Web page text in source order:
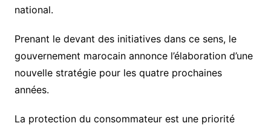
national.
Prenant le devant des initiatives dans ce sens, le
gouvernement marocain annonce l’élaboration d’une
nouvelle stratégie pour les quatre prochaines
années.
La protection du consommateur est une priorité